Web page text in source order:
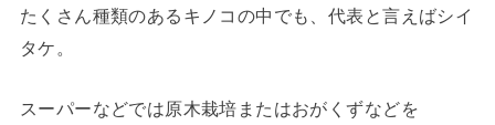
たくさん種類のあるキノコの中でも、代表と言えばシイ
タケ。
スーパーなどでは原木栽培またはおがくずなどを